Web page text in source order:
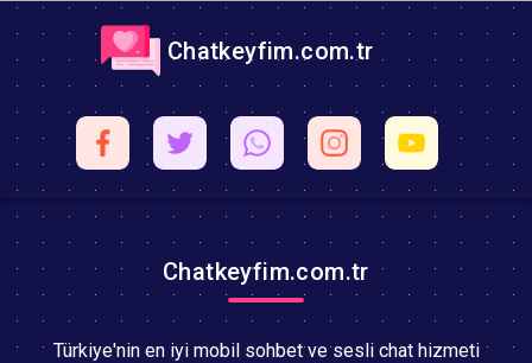
Chatkeyfim.com.tr
Chatkeyfim.com.tr
Türkiye'nin en iyi mobil sohbet ve sesli chat hizmeti